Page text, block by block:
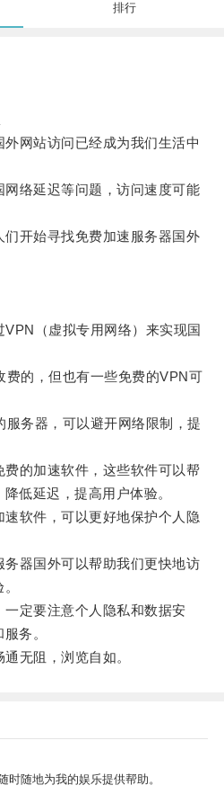
排行
网站访问已经成为我们生活中
络延迟等问题，访问速度可能
开始寻找免费加速服务器国外
（虚拟专用网络）来实现国
的，但也有一些免费的VPN可
务器，可以避开网络限制，提
的加速软件，这些软件可以帮
低延迟，提高用户体验。
软件，可以更好地保护个人隐
器国外可以帮助我们更快地访
定要注意个人隐私和数据安
务。
无阻，浏览自如。
时随地为我的娱乐提供帮助。